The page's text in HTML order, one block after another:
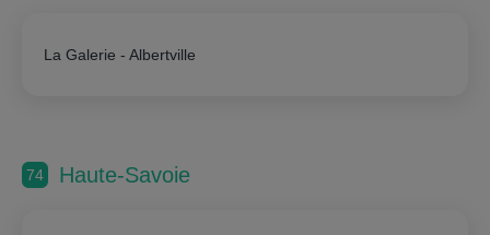
La Galerie - Albertville
74 Haute-Savoie